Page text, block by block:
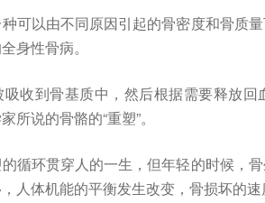
可以由不同原因引起的骨密度和骨质
身性骨病。
收到骨基质中，然后根据需要释放
所说的骨骼的“重塑”。
循环贯穿人的一生，但年轻的时候，
人体机能的平衡发生改变，骨损坏的速